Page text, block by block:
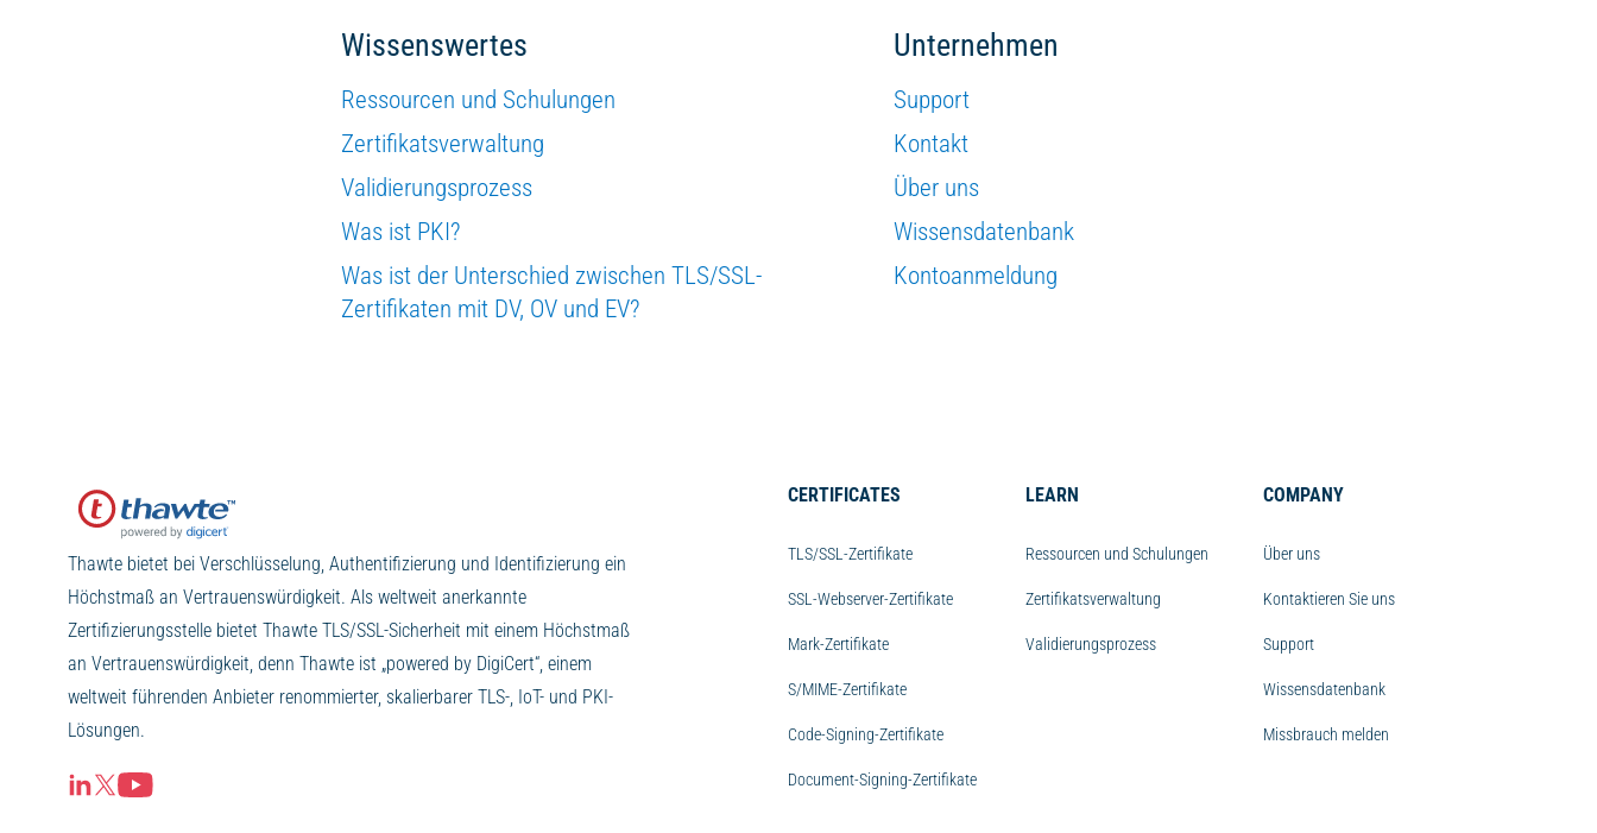
Wissenswertes
Ressourcen und Schulungen
Zertifikatsverwaltung
Validierungsprozess
Was ist PKI?
Was ist der Unterschied zwischen TLS/SSL-
Zertifikaten mit DV, OV und EV?
Unternehmen
Support
Kontakt
Über uns
Wissensdatenbank
Kontoanmeldung
Thawte bietet bei Verschlüsselung, Authentifizierung und Identifizierung ein
Höchstmaß an Vertrauenswürdigkeit. Als weltweit anerkannte
Zertifizierungsstelle bietet Thawte TLS/SSL-Sicherheit mit einem Höchstmaß
an Vertrauenswürdigkeit, denn Thawte ist „powered by DigiCert“, einem
weltweit führenden Anbieter renommierter, skalierbarer TLS-, IoT- und PKI-
Lösungen.
CERTIFICATES
TLS/SSL-Zertifikate
SSL-Webserver-Zertifikate
Mark-Zertifikate
S/MIME-Zertifikate
Code-Signing-Zertifikate
Document-Signing-Zertifikate
LEARN
Ressourcen und Schulungen
Zertifikatsverwaltung
Validierungsprozess
COMPANY
Über uns
Kontaktieren Sie uns
Support
Wissensdatenbank
Missbrauch melden